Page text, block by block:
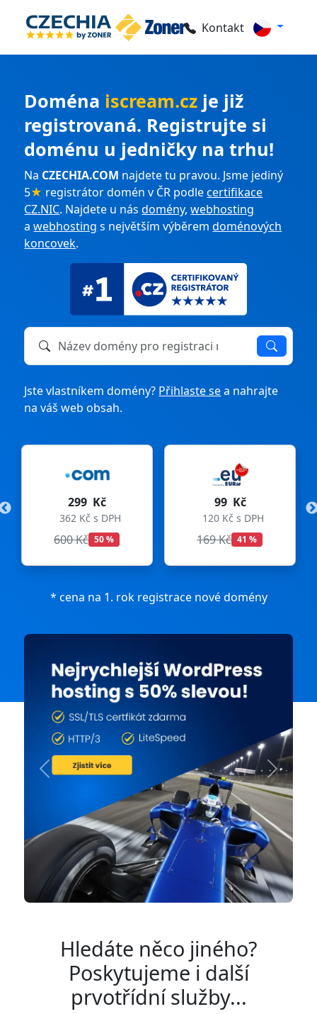
Kontakt
Doména iscream.cz je již
registrovaná. Registrujte si
doménu u jedničky na trhu!
Na CZECHIA.COM najdete tu pravou. Jsme jediný
5★ registrátor domén v ČR podlecertifikace
CZ.NIC. Najdete u násdomény,webhosting
awebhosting s největším výběremdoménových
koncovek.
Název domény k registraci nebo převodu
Jste vlastníkem domény? Přihlaste sea nahrajte
na váš web obsah.
99 Kč
120 Kč s DPH
169 Kč
275 Kč
333 Kč s DPH
299 Kč
* cena na 1. rok registrace nové domény
Previous Next
Hledáte něco jiného?
Poskytujeme i další
prvotřídní služby...